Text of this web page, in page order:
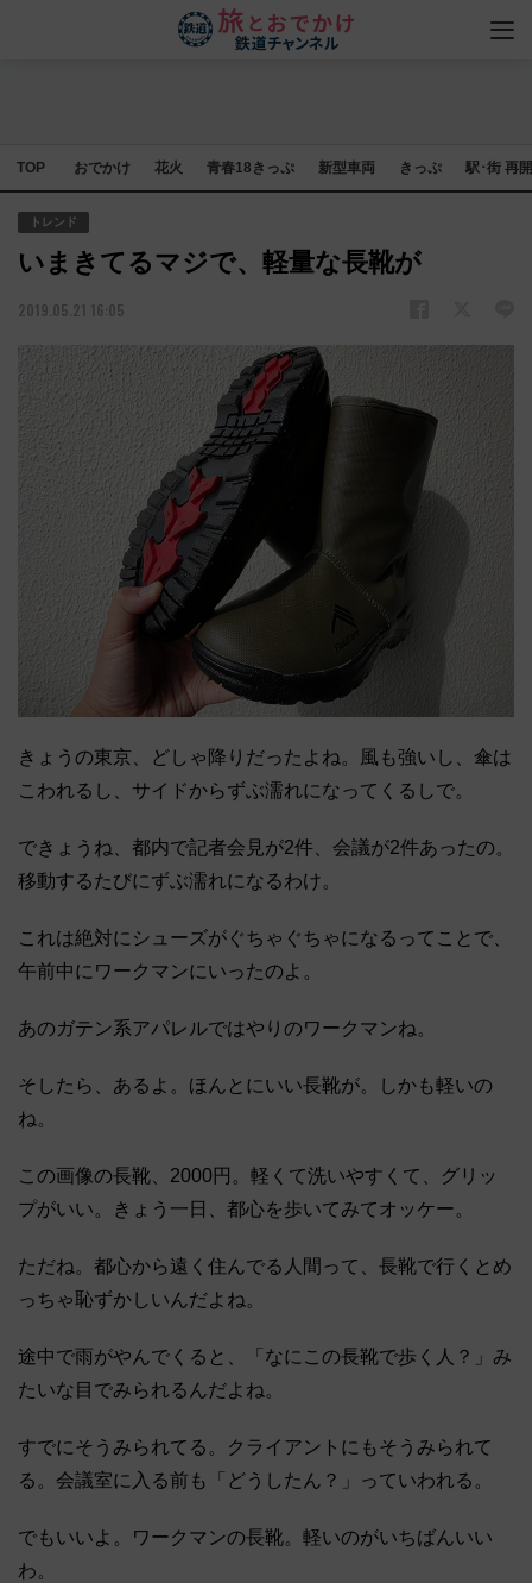
TOP おでかけ 花火 青春18きっぷ 新型車両 きっぷ 駅･街 再
トレンド
いまきてるマジで、軽量な長靴が
2019.05.21 16:05
きょうの東京、どしゃ降りだったよね。風も強いし、傘は
こわれるし、サイドからずぶ濡れになってくるしで。
できょうね、都内で記者会見が2件、会議が2件あったの。
移動するたびにずぶ濡れになるわけ。
これは絶対にシューズがぐちゃぐちゃになるってことで、
午前中にワークマンにいったのよ。
あのガテン系アパレルではやりのワークマンね。
そしたら、あるよ。ほんとにいい長靴が。しかも軽いの
ね。
この画像の長靴、2000円。軽くて洗いやすくて、グリッ
プがいい。きょう一日、都心を歩いてみてオッケー。
ただね。都心から遠く住んでる人間って、長靴で行くとめ
っちゃ恥ずかしいんだよね。
途中で雨がやんでくると、「なにこの長靴で歩く人？」み
たいな目でみられるんだよね。
すでにそうみられてる。クライアントにもそうみられて
る。会議室に入る前も「どうしたん？」っていわれる。
でもいいよ。ワークマンの長靴。軽いのがいちばんいい
わ。